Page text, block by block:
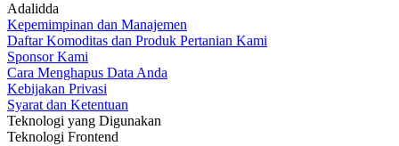
Adalidda
Kepemimpinan dan Manajemen
Daftar Komoditas dan Produk Pertanian Kami
Sponsor Kami
Cara Menghapus Data Anda
Kebijakan Privasi
Syarat dan Ketentuan
Teknologi yang Digunakan
Teknologi Frontend